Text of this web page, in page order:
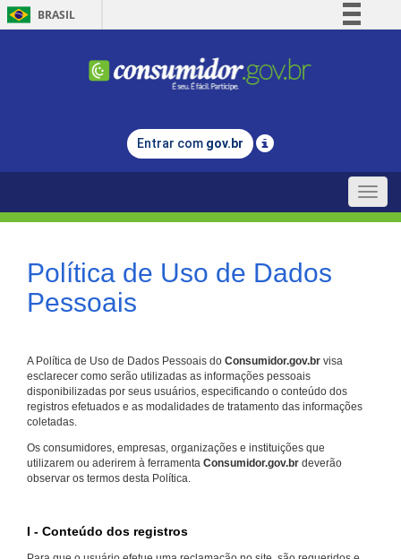
BRASIL
Comunica BR
Legislação
Entrar com gov.br
Toggle
Política de Uso de Dados
Pessoais
A Política de Uso de Dados Pessoais do Consumidor.gov.br visa
esclarecer como serão utilizadas as informações pessoais
disponibilizadas por seus usuários, especificando o conteúdo dos
registros efetuados e as modalidades de tratamento das informações
coletadas.
Os consumidores, empresas, organizações e instituições que
utilizarem ou aderirem à ferramenta Consumidor.gov.br deverão
observar os termos desta Política.
I - Conteúdo dos registros